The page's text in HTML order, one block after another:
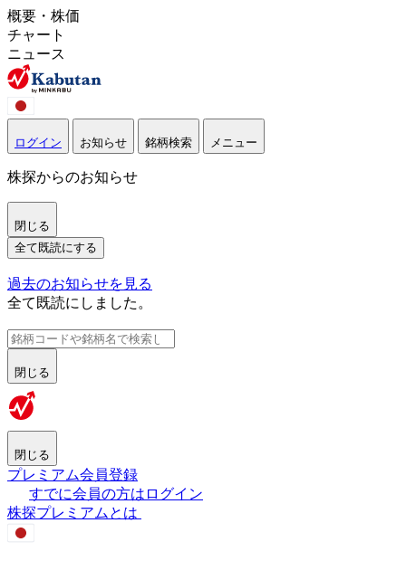
概要・株価
チャート
ニュース
ログイン お知らせ 銘柄検索 メニュー
株探からのお知らせ
閉じる
全て既読にする
過去のお知らせを見る
全て既読にしました。
閉じる
閉じる
プレミアム会員登録
すでに会員の方はログイン
株探プレミアムとは